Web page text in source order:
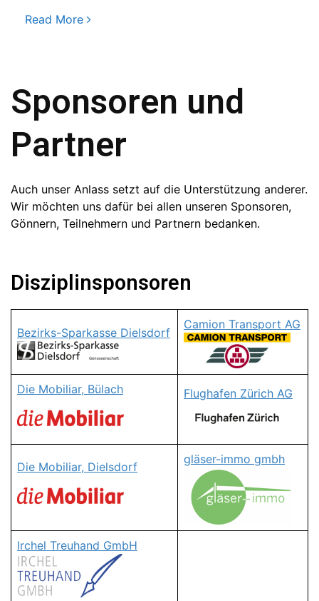
Read More
Sponsoren und
Partner
Auch unser Anlass setzt auf die Unterstützung anderer.
Wir möchten uns dafür bei allen unseren Sponsoren,
Gönnern, Teilnehmern und Partnern bedanken.
Disziplinsponsoren
Bezirks-Sparkasse Dielsdorf
Camion Transport AG
Die Mobiliar, Bülach Flughafen Zürich AG
Die Mobiliar, Dielsdorf
gläser-immo gmbh
Irchel Treuhand GmbH